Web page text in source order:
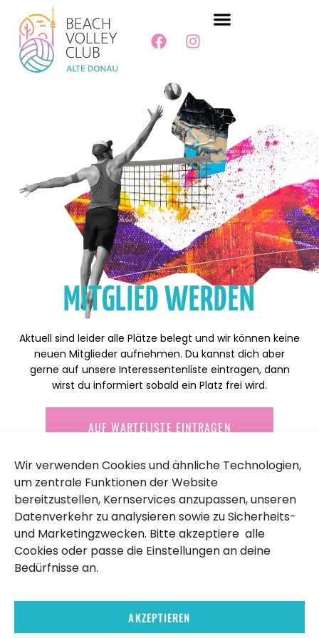
Wir verwenden Cookies und ähnliche Technologien,
um zentrale Funktionen der Website
bereitzustellen, Kernservices anzupassen, unseren
Datenverkehr zu analysieren sowie zu Sicherheits-
und Marketingzwecken. Bitte akzeptiere alle
Cookies oder passe die Einstellungen an deine
Bedürfnisse an.
AKZEPTIEREN
MITGLIED WERDEN
Aktuell sind leider alle Plätze belegt und wir können keine
neuen Mitglieder aufnehmen. Du kannst dich aber
gerne auf unsere Interessentenliste eintragen, dann
wirst du informiert sobald ein Platz frei wird.
AUF WARTELISTE EINTRAGEN
Email
office@beachvolleyclub.at
Adresse
Arbeiterstrandbadstraße
Postanschrift